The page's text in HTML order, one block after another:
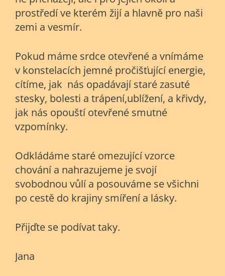
prostředí ve kterém žijí a hlavně pro naši
zemi a vesmír.
Pokud máme srdce otevřené a vnímáme
v konstelacích jemné pročišťující energie,
cítíme, jak nás opadávají staré zasuté
stesky, bolesti a trápení,ublížení, a křivdy,
jak nás opouští otevřené smutné
vzpomínky.
Odkládáme staré omezující vzorce
chování a nahrazujeme je svojí
svobodnou vůlí a posouváme se všichni
po cestě do krajiny smíření a lásky.
Přijďte se podívat taky.
Jana